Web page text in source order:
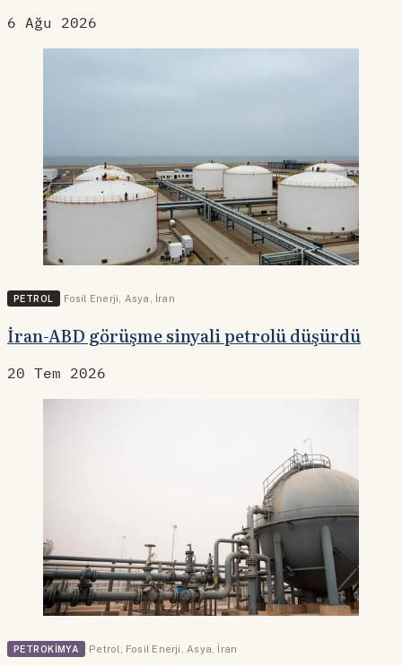
6 Ağu 2026
PETROL Fosil Enerji Asya İran
İran-ABD görüşme sinyali petrolü düşürdü
20 Tem 2026
PETROKIMYA Petrol Fosil Enerji Asya İran